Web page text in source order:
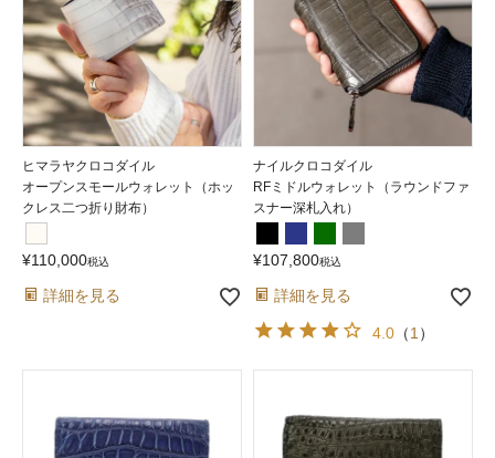
ヒマラヤクロコダイル
オープンスモールウォレット（ホッ
クレス二つ折り財布）
¥110,000税込
詳細を見る
ナイルクロコダイル
RFミドルウォレット（ラウンドファ
スナー深札入れ）
¥107,800税込
詳細を見る
4.0 （1 ）